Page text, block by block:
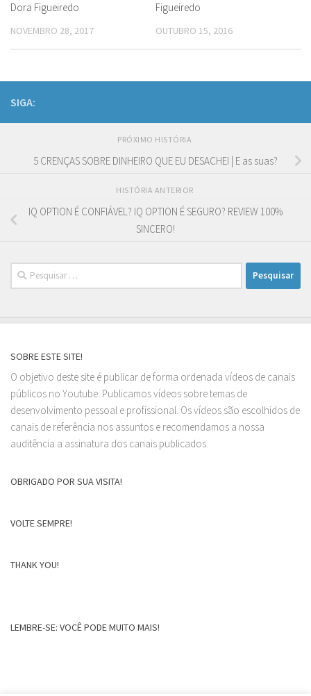
Dora Figueiredo
NOVEMBRO 28, 2017
Figueiredo
OUTUBRO 15, 2016
SIGA:
PRÓXIMO HISTÓRIA
5 CRENÇAS SOBRE DINHEIRO QUE EU DESACHEI | E as suas?
HISTÓRIA ANTERIOR
IQ OPTION É CONFIÁVEL? IQ OPTION É SEGURO? REVIEW 100%
SINCERO!
Pesquisar
por:
SOBRE ESTE SITE!
O objetivo deste site é publicar de forma ordenada vídeos de canais
públicos no Youtube. Publicamos vídeos sobre temas de
desenvolvimento pessoal e profissional. Os vídeos são escolhidos de
canais de referência nos assuntos e recomendamos a nossa
auditência a assinatura dos canais publicados.
OBRIGADO POR SUA VISITA!
VOLTE SEMPRE!
THANK YOU!
LEMBRE-SE: VOCÊ PODE MUITO MAIS!